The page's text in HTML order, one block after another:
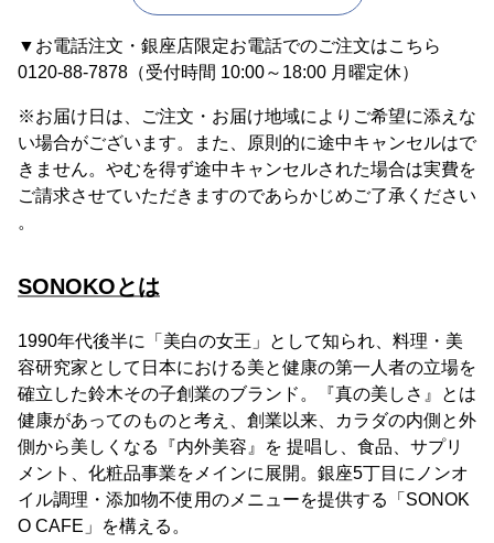
▼お電話注文・銀座店限定お電話でのご注文はこちら
0120-88-7878（受付時間 10:00～18:00 月曜定休）
※お届け日は、ご注文・お届け地域によりご希望に添えな
い場合がございます。また、原則的に途中キャンセルはで
きません。やむを得ず途中キャンセルされた場合は実費を
ご請求させていただきますのであらかじめご了承ください
。
SONOKOとは
1990年代後半に「美白の女王」として知られ、料理・美
容研究家として日本における美と健康の第一人者の立場を
確立した鈴木その子創業のブランド。『真の美しさ』とは
健康があってのものと考え、創業以来、カラダの内側と外
側から美しくなる『内外美容』を 提唱し、食品、サプリ
メント、化粧品事業をメインに展開。銀座5丁目にノンオ
イル調理・添加物不使用のメニューを提供する「SONOK
O CAFE」を構える。